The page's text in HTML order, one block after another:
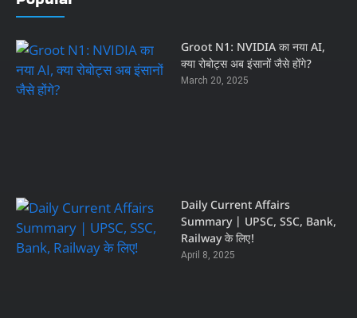
Groot N1: NVIDIA का नया AI,
क्या रोबोट्स अब इंसानों जैसे होंगे?
March 20, 2025
Daily Current Affairs
Summary | UPSC, SSC, Bank,
Railway के लिए!
April 8, 2025